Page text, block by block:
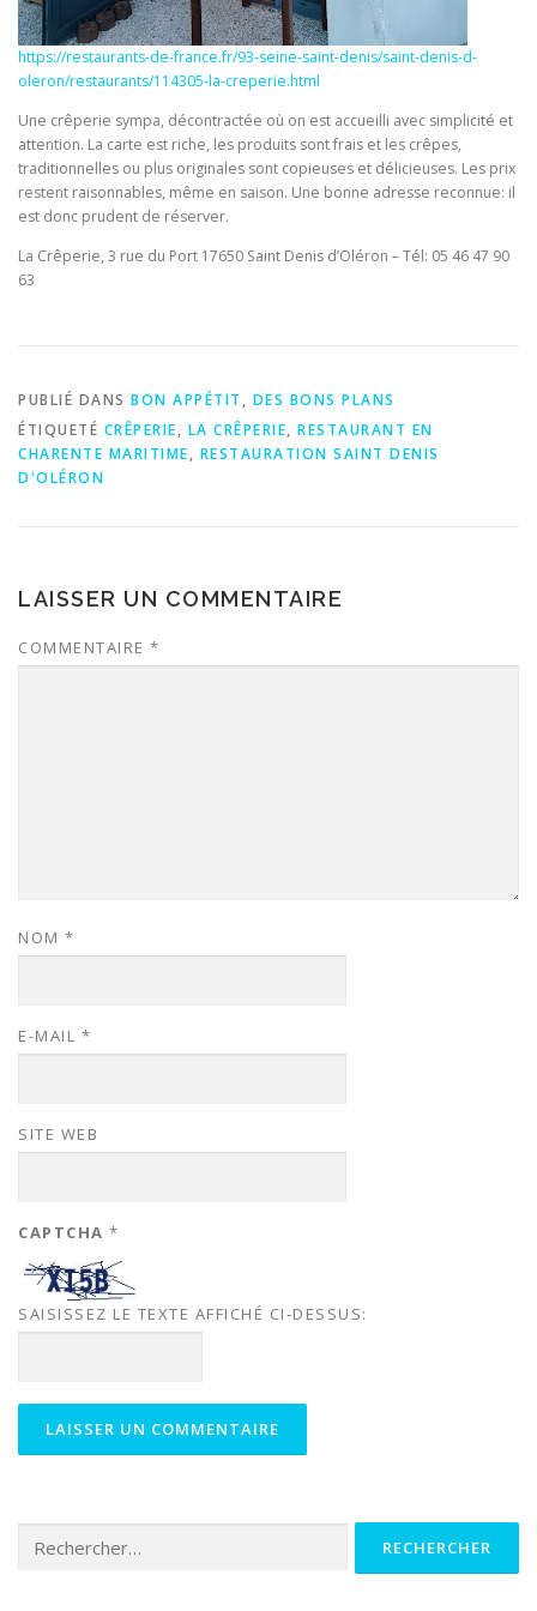
https://restaurants-de-france.fr/93-seine-saint-denis/saint-denis-d-
oleron/restaurants/114305-la-creperie.html
Une crêperie sympa, décontractée où on est accueilli avec simplicité et
attention. La carte est riche, les produits sont frais et les crêpes,
traditionnelles ou plus originales sont copieuses et délicieuses. Les prix
restent raisonnables, même en saison. Une bonne adresse reconnue: il
est donc prudent de réserver.
La Crêperie, 3 rue du Port 17650 Saint Denis d’Oléron – Tél: 05 46 47 90
63
PUBLIÉ DANS BON APPÉTIT , DES BONS PLANS
ÉTIQUETÉ CRÊPERIE, LA CRÊPERIE, RESTAURANT EN
CHARENTE MARITIME, RESTAURATION SAINT DENIS
D'OLÉRON
LAISSER UN COMMENTAIRE
COMMENTAIRE *
NOM *
E-MAIL *
SITE WEB
CAPTCHA *
SAISISSEZ LE TEXTE AFFICHÉ CI-DESSUS: